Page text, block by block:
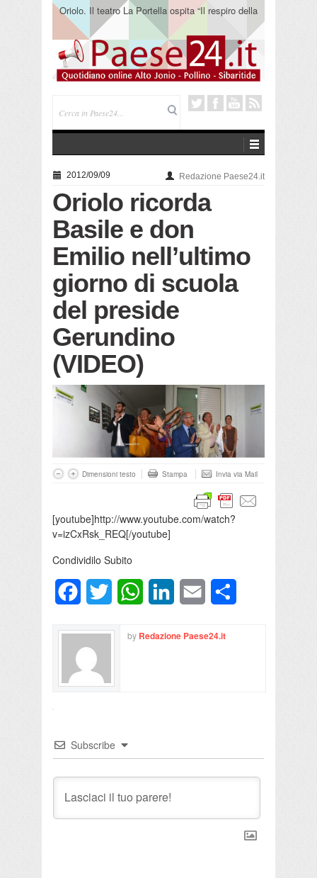
Oriolo. Il teatro La Portella ospita “Il respiro della
terra” del collettivo 365
2012/09/09 Redazione Paese24.it
Oriolo ricorda
Basile e don
Emilio nell’ultimo
giorno di scuola
del preside
Gerundino
(VIDEO)
Dimensioni testo Stampa Invia via Mail
[youtube]http://www.youtube.com/watch?
v=izCxRsk_REQ[/youtube]
Condividilo Subito
FacebookTwitter WhatsAppLinkedInEmail
by Redazione Paese24.it
Subscribe